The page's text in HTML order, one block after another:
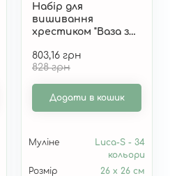
Набір для
вишивання
хрестиком "Ваза з
803,16 грн
828 грн
Додати в кошик
Муліне
Luca-S - 34
кольори
Розмір
26 х 26 см